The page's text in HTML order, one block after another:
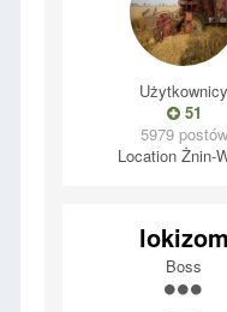
Użytkownicy
51
5979 postów
LocationŻnin-
lokizom
Boss